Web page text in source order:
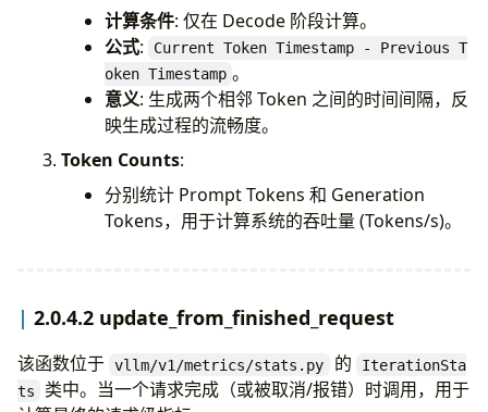
if is_prefilling:
# 如果是 Prefill 阶段，累加 Prompt
self.num_prompt_tokens
# 计算 Time To First Token (TTFT)
# arrival_time 是请求到达 API Server 的
first_token_latency
= .
# 更新请求状态中的 TTFT，供后续 logging
# 更新该请求累计生成的 Token 计数
计算条件: 仅在 Decode 阶段计算。
公式:
Current Token Timestamp - Previous T
oken Timestamp 。
意义: 生成两个相邻 Token 之间的时间间隔，反
映生成过程的流畅度。
Token Counts:
分别统计 Prompt Tokens 和 Generation
Tokens，用于计算系统的吞吐量 (Tokens/s)。
2.0.4.2 update_from_finished_request
该函数位于 vllm/v1/metrics/stats.py 的
IterationSta
ts
类中。当一个请求完成（或被取消/报错）时调用，用于